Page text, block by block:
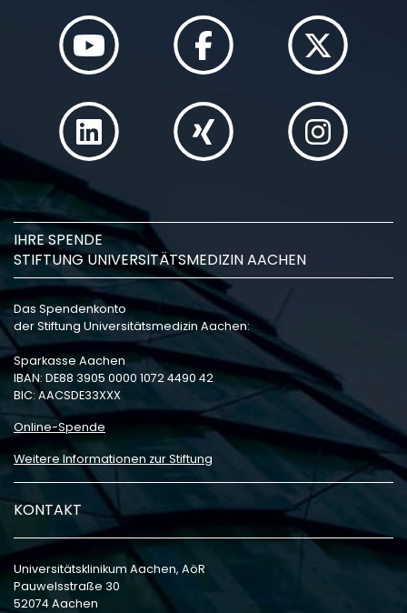
IHRE SPENDE
STIFTUNG UNIVERSITÄTSMEDIZIN AACHEN
Das Spendenkonto
der Stiftung Universitätsmedizin Aachen:
Sparkasse Aachen
IBAN: DE88 3905 0000 1072 4490 42
BIC: AACSDE33XXX
Online-Spende
Weitere Informationen zur Stiftung
KONTAKT
Universitätsklinikum Aachen, AöR
Pauwelsstraße 30
52074 Aachen